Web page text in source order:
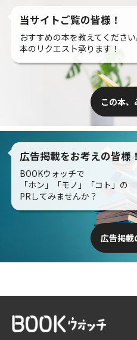
当サイトご覧の皆様！
おすすめの本を教えてください
本のリクエスト承ります！
この本
広告掲載をお考えの皆様！
BOOKウォッチで
「ホン」「モノ」「コト」の
PRしてみませんか？
広告掲載